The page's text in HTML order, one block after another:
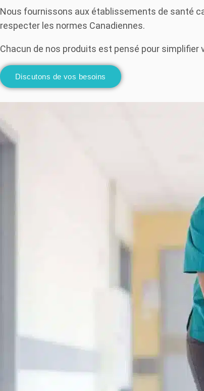
Nous fournissons aux établissements de santé
respecter les normes Canadiennes.
Chacun de nos produits est pensé pour
Discutons de vos besoins